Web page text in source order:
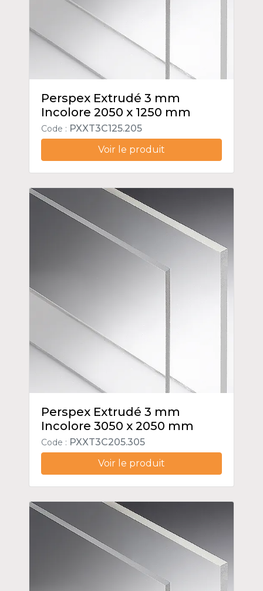
Perspex Extrudé 3 mm
Incolore 2050 x 1250 mm
Code : PXXT3C125.205
Voir le produit
Perspex Extrudé 3 mm
Incolore 3050 x 2050 mm
Code : PXXT3C205.305
Voir le produit